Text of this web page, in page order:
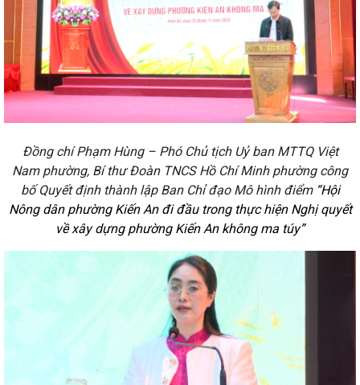
Đồng chí Phạm Hùng – Phó Chủ tịch Uỷ ban MTTQ Việt
Nam phường, Bí thư Đoàn TNCS Hồ Chí Minh phường công
bố Quyết định thành lập Ban Chỉ đạo Mô hình điểm “Hội
Nông dân phường Kiến An đi đầu trong thực hiện Nghị quyết
về xây dựng phường Kiến An không ma túy”